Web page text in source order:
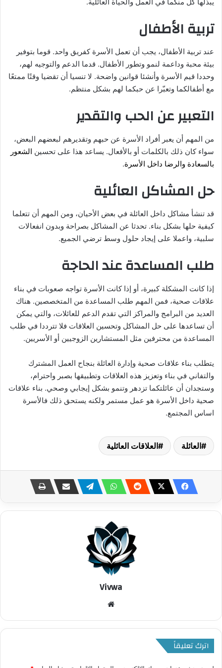
تربية الأطفال
عند تربية الأطفال، يجب أن تعمل الأسرة كفريق واحد. قوما بتوفير
بيئة محبة وداعمة لنمو وتطور الأطفال. قدما الدعم والتوجيه لهم،
وحددا قيم الأسرة وأنشئا قوانين واضحة. لا تنسيا أن تقضيا وقتًا ممتعًا
مع أطفالكما وتعبّرا عن حبكما لهم بشكل منتظم.
التعبير عن الحب والتقدير
من المهم أن يعبر أفراد الأسرة عن حبهم وتقديرهم لبعضهم البعض،
سواء كان ذلك بالكلمات أو بالأفعال. يساعد هذا على تحسين الشعور
بالسعادة والرضا داخل الأسرة.
حل المشاكل العائلية
قد تنشأ مشاكل داخل العائلة في بعض الأحيان، ومن المهم أن تتعلما
كيفية حلها بشكل بناء. تحدثا عن المشاكل بصراحة وبدون انفعالات
سلبية، واعملا على إيجاد حلول وسط ترضي الجميع.
طلب المساعدة عند الحاجة
إذا كانت المشكلة كبيرة، أو إذا كانت الأسرة تواجه صعوبات في بناء
علاقات صحية، فمن المهم طلب المساعدة من المتخصصين. هناك
العديد من البرامج والمراكز التي تقدم الدعم للعائلات، والتي يمكن
أن تساعدها على حل المشاكل وتحسين العلاقات فلا تترددا في طلب
المساعدة من محترفين مثل المستشارين الزوجيين أو الأسريين.
يتطلب بناء علاقات صحية وإدارة العائلة بنجاح العمل المشترك
والتفاني في بناء وتعزيز هذه العلاقات وتطبيقها بصبر واحترام،
وستجدان أن عائلتكما تزدهر وتنمو بشكل إيجابي وصحي. بناء علاقات
صحية داخل الأسرة هو عمل مستمر ولكنه يستحق ذلك فالأسرة
اساس المجتمع.
العائلة العلاقات العائلية
Vivwa
اترك تعليقاً